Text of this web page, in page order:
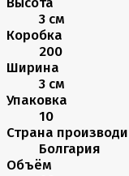
3 см
Коробка
200
Ширина
3 см
Упаковка
10
Страна
Болгария
Объём